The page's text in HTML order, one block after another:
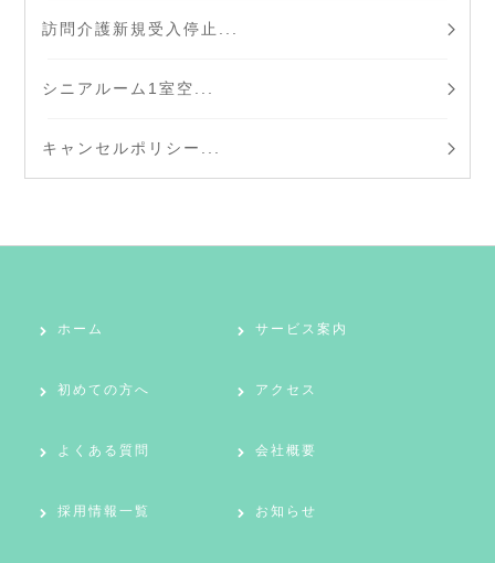
訪問介護新規受入停止...
シニアルーム1室空...
キャンセルポリシー...
ホーム サービス案内
初めての方へ アクセス
よくある質問 会社概要
採用情報一覧 お知らせ